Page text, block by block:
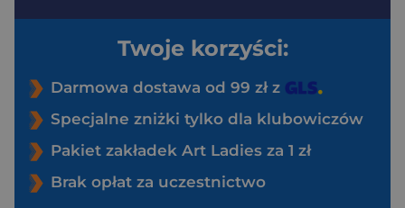
Twoje korzyści:
Darmowa dostawa od 99 zł z
Specjalne zniżki tylko dla klubowiczów
Pakiet zakładek Art Ladies za 1 zł
Brak opłat za uczestnictwo